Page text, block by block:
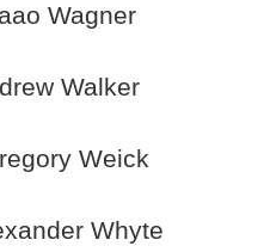
Wagner
Walker
Weick
Whyte